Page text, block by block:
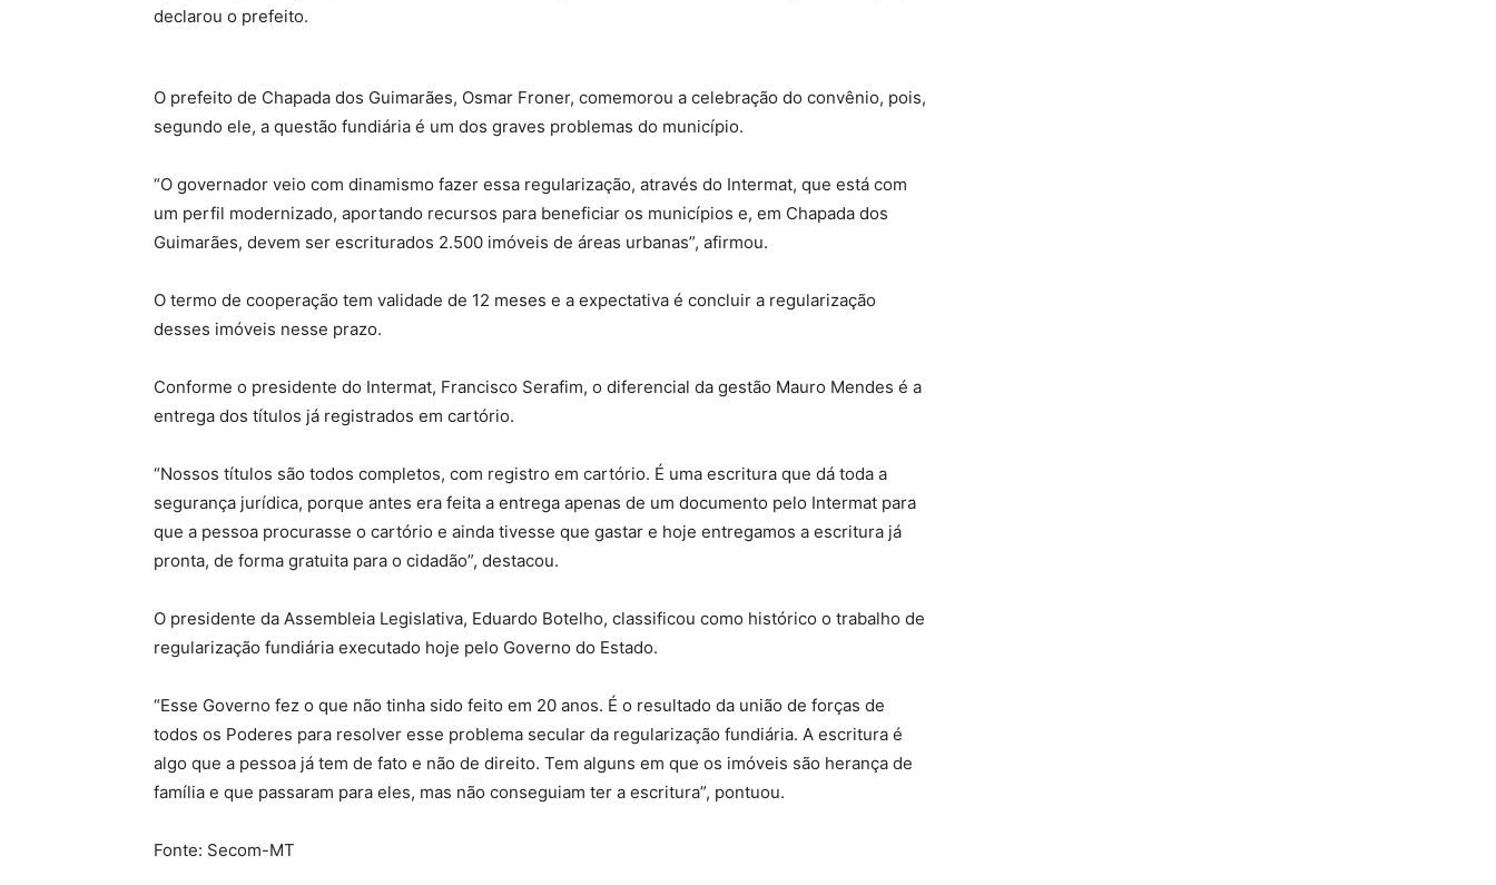
declarou o prefeito.
O prefeito de Chapada dos Guimarães, Osmar Froner, comemorou a celebração do convênio, pois,
segundo ele, a questão fundiária é um dos graves problemas do município.
“O governador veio com dinamismo fazer essa regularização, através do Intermat, que está com
um perfil modernizado, aportando recursos para beneficiar os municípios e, em Chapada dos
Guimarães, devem ser escriturados 2.500 imóveis de áreas urbanas”, afirmou.
O termo de cooperação tem validade de 12 meses e a expectativa é concluir a regularização
desses imóveis nesse prazo.
Conforme o presidente do Intermat, Francisco Serafim, o diferencial da gestão Mauro Mendes é a
entrega dos títulos já registrados em cartório.
“Nossos títulos são todos completos, com registro em cartório. É uma escritura que dá toda a
segurança jurídica, porque antes era feita a entrega apenas de um documento pelo Intermat para
que a pessoa procurasse o cartório e ainda tivesse que gastar e hoje entregamos a escritura já
pronta, de forma gratuita para o cidadão”, destacou.
O presidente da Assembleia Legislativa, Eduardo Botelho, classificou como histórico o trabalho de
regularização fundiária executado hoje pelo Governo do Estado.
“Esse Governo fez o que não tinha sido feito em 20 anos. É o resultado da união de forças de
todos os Poderes para resolver esse problema secular da regularização fundiária. A escritura é
algo que a pessoa já tem de fato e não de direito. Tem alguns em que os imóveis são herança de
família e que passaram para eles, mas não conseguiam ter a escritura”, pontuou.
Fonte: Secom-MT